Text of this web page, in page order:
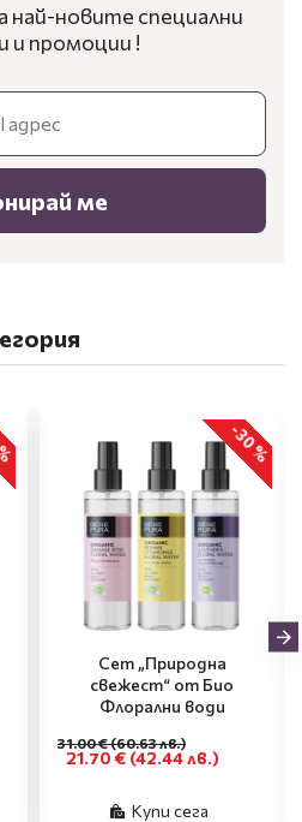
най-новите специални
и промоции !
ме
-30 %
Сет „Природна
свежест“ от Био
Флорални води
21.70 € (42.44 лв.)
31.00 €(60.63 лв.)
Купи сега